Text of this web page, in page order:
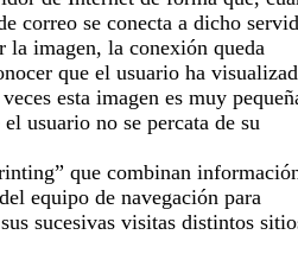
correo se conecta a dicho
la imagen, la conexión queda
que el usuario ha
esta imagen es muy
usuario no se percata de su
que combinan
equipo de navegación para
sucesivas visitas distintos